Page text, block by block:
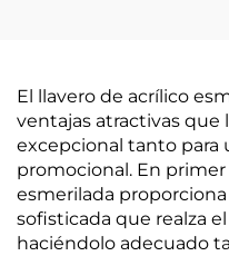
El llavero de acrílico
ventajas atractivas
excepcional tanto para
promocional. En
esmerilada
sofisticada que realza
haciéndolo adecuado